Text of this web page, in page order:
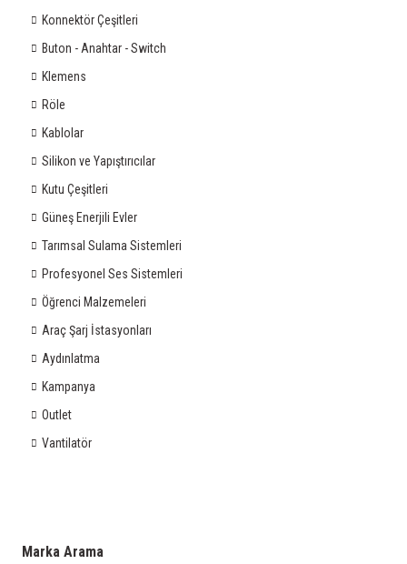
Konnektör Çeşitleri
Buton - Anahtar - Switch
Klemens
Röle
Kablolar
Silikon ve Yapıştırıcılar
Kutu Çeşitleri
Güneş Enerjili Evler
Tarımsal Sulama Sistemleri
Profesyonel Ses Sistemleri
Öğrenci Malzemeleri
Araç Şarj İstasyonları
Aydınlatma
Kampanya
Outlet
Vantilatör
Marka Arama